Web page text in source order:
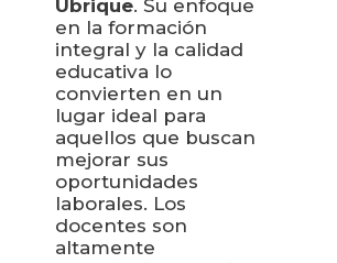
Ubrique. Su enfoque
en la formación
integral y la calidad
educativa lo
convierten en un
lugar ideal para
aquellos que buscan
mejorar sus
oportunidades
laborales. Los
docentes son
altamente